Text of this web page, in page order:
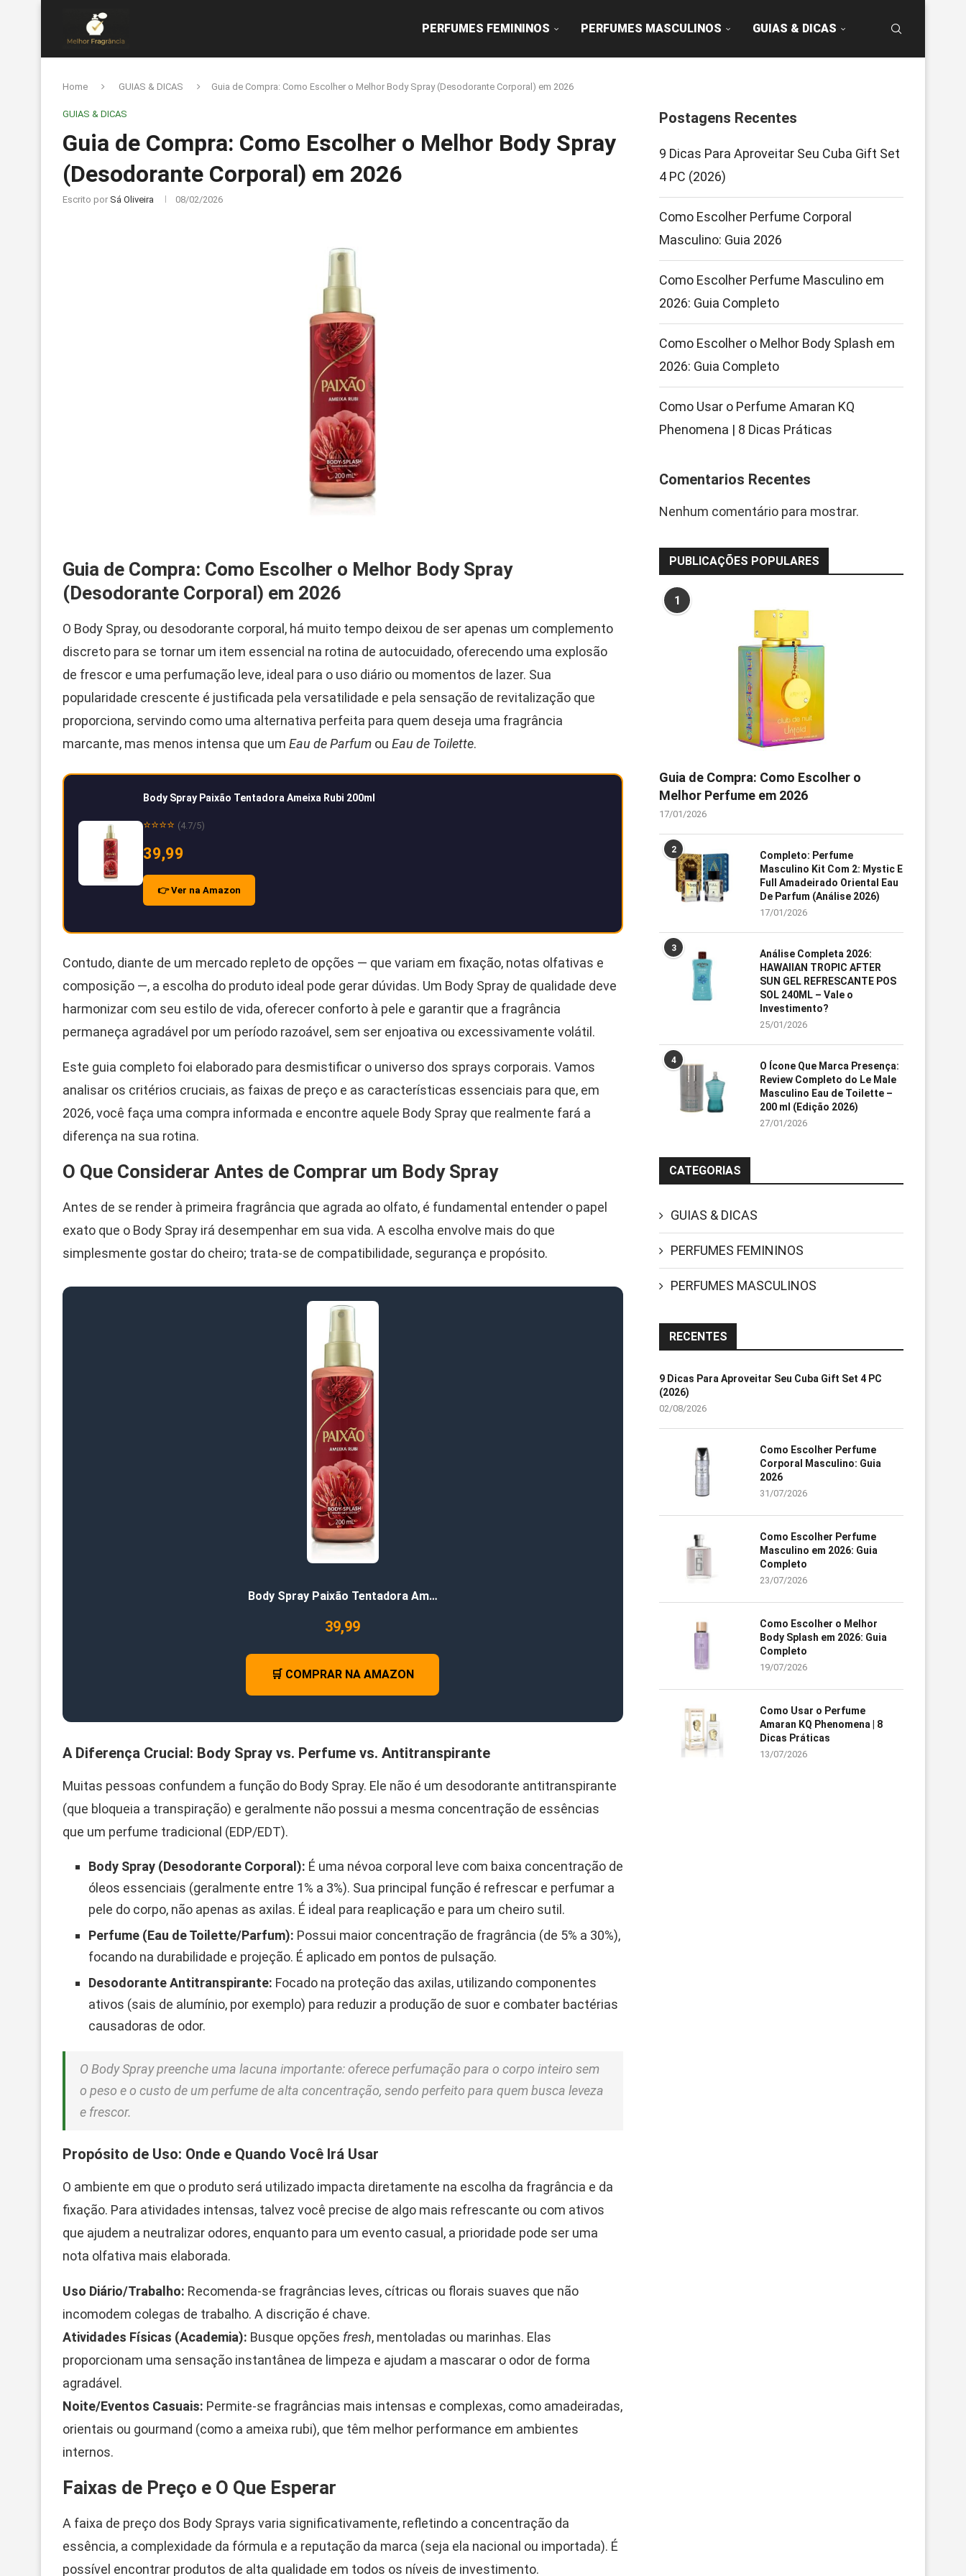
PERFUMES FEMININOS PERFUMES MASCULINOS GUIAS & DICAS
Home GUIAS & DICAS Guia de Compra: Como Escolher o Melhor Body Spray (Desodorante Corporal) em 2026
GUIAS & DICAS
Guia de Compra: Como Escolher o Melhor Body Spray
(Desodorante Corporal) em 2026
Escrito por Sá Oliveira 08/02/2026
Guia de Compra: Como Escolher o Melhor Body Spray
(Desodorante Corporal) em 2026
O Body Spray, ou desodorante corporal, há muito tempo deixou de ser apenas um complemento
discreto para se tornar um item essencial na rotina de autocuidado, oferecendo uma explosão
de frescor e uma perfumação leve, ideal para o uso diário ou momentos de lazer. Sua
popularidade crescente é justificada pela versatilidade e pela sensação de revitalização que
proporciona, servindo como uma alternativa perfeita para quem deseja uma fragrância
marcante, mas menos intensa que um Eau de Parfum ou Eau de Toilette.
Body Spray Paixão Tentadora Ameixa Rubi 200ml
⭐⭐⭐⭐ (4.7/5)
39,99
👉 Ver na Amazon
Contudo, diante de um mercado repleto de opções — que variam em fixação, notas olfativas e
composição —, a escolha do produto ideal pode gerar dúvidas. Um Body Spray de qualidade deve
harmonizar com seu estilo de vida, oferecer conforto à pele e garantir que a fragrância
permaneça agradável por um período razoável, sem ser enjoativa ou excessivamente volátil.
Este guia completo foi elaborado para desmistificar o universo dos sprays corporais. Vamos
analisar os critérios cruciais, as faixas de preço e as características essenciais para que, em
2026, você faça uma compra informada e encontre aquele Body Spray que realmente fará a
diferença na sua rotina.
O Que Considerar Antes de Comprar um Body Spray
Antes de se render à primeira fragrância que agrada ao olfato, é fundamental entender o papel
exato que o Body Spray irá desempenhar em sua vida. A escolha envolve mais do que
simplesmente gostar do cheiro; trata-se de compatibilidade, segurança e propósito.
Body Spray Paixão Tentadora Am…
39,99
🛒 COMPRAR NA AMAZON
A Diferença Crucial: Body Spray vs. Perfume vs. Antitranspirante
Muitas pessoas confundem a função do Body Spray. Ele não é um desodorante antitranspirante
(que bloqueia a transpiração) e geralmente não possui a mesma concentração de essências
que um perfume tradicional (EDP/EDT).
Body Spray (Desodorante Corporal): É uma névoa corporal leve com baixa concentração de
óleos essenciais (geralmente entre 1% a 3%). Sua principal função é refrescar e perfumar a
pele do corpo, não apenas as axilas. É ideal para reaplicação e para um cheiro sutil.
Perfume (Eau de Toilette/Parfum): Possui maior concentração de fragrância (de 5% a 30%),
focando na durabilidade e projeção. É aplicado em pontos de pulsação.
Desodorante Antitranspirante: Focado na proteção das axilas, utilizando componentes
ativos (sais de alumínio, por exemplo) para reduzir a produção de suor e combater bactérias
causadoras de odor.
O Body Spray preenche uma lacuna importante: oferece perfumação para o corpo inteiro sem
o peso e o custo de um perfume de alta concentração, sendo perfeito para quem busca leveza
e frescor.
Propósito de Uso: Onde e Quando Você Irá Usar
O ambiente em que o produto será utilizado impacta diretamente na escolha da fragrância e da
fixação. Para atividades intensas, talvez você precise de algo mais refrescante ou com ativos
que ajudem a neutralizar odores, enquanto para um evento casual, a prioridade pode ser uma
nota olfativa mais elaborada.
Uso Diário/Trabalho: Recomenda-se fragrâncias leves, cítricas ou florais suaves que não
incomodem colegas de trabalho. A discrição é chave.
Atividades Físicas (Academia): Busque opções fresh, mentoladas ou marinhas. Elas
proporcionam uma sensação instantânea de limpeza e ajudam a mascarar o odor de forma
agradável.
Noite/Eventos Casuais: Permite-se fragrâncias mais intensas e complexas, como amadeiradas,
orientais ou gourmand (como a ameixa rubi), que têm melhor performance em ambientes
internos.
Faixas de Preço e O Que Esperar
A faixa de preço dos Body Sprays varia significativamente, refletindo a concentração da
essência, a complexidade da fórmula e a reputação da marca (seja ela nacional ou importada). É
possível encontrar produtos de alta qualidade em todos os níveis de investimento.
Postagens Recentes
9 Dicas Para Aproveitar Seu Cuba Gift Set
4 PC (2026)
Como Escolher Perfume Corporal
Masculino: Guia 2026
Como Escolher Perfume Masculino em
2026: Guia Completo
Como Escolher o Melhor Body Splash em
2026: Guia Completo
Como Usar o Perfume Amaran KQ
Phenomena | 8 Dicas Práticas
Comentarios Recentes
Nenhum comentário para mostrar.
PUBLICAÇÕES POPULARES
1
Guia de Compra: Como Escolher o
Melhor Perfume em 2026
17/01/2026
2
Completo: Perfume
Masculino Kit Com 2: Mystic E
Full Amadeirado Oriental Eau
De Parfum (Análise 2026)
17/01/2026
3
Análise Completa 2026:
HAWAIIAN TROPIC AFTER
SUN GEL REFRESCANTE POS
SOL 240ML – Vale o
Investimento?
25/01/2026
4
O Ícone Que Marca Presença:
Review Completo do Le Male
Masculino Eau de Toilette –
200 ml (Edição 2026)
27/01/2026
CATEGORIAS
GUIAS & DICAS
PERFUMES FEMININOS
PERFUMES MASCULINOS
RECENTES
9 Dicas Para Aproveitar Seu Cuba Gift Set 4 PC
(2026)
02/08/2026
Como Escolher Perfume
Corporal Masculino: Guia
2026
31/07/2026
Como Escolher Perfume
Masculino em 2026: Guia
Completo
23/07/2026
Como Escolher o Melhor
Body Splash em 2026: Guia
Completo
19/07/2026
Como Usar o Perfume
Amaran KQ Phenomena | 8
Dicas Práticas
13/07/2026